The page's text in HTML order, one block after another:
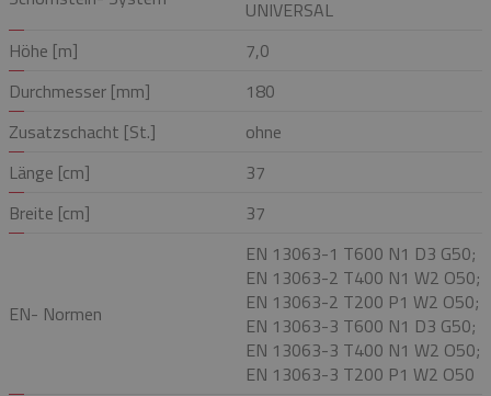
UNIVERSAL
Höhe [m]
7,0
Durchmesser [mm]
180
Zusatzschacht [St.]
ohne
Länge [cm]
37
Breite [cm]
37
EN- Normen
EN 13063-1 T600 N1 D3 G50;
EN 13063-2 T400 N1 W2 O50;
EN 13063-2 T200 P1 W2 O50;
EN 13063-3 T600 N1 D3 G50;
EN 13063-3 T400 N1 W2 O50;
EN 13063-3 T200 P1 W2 O50